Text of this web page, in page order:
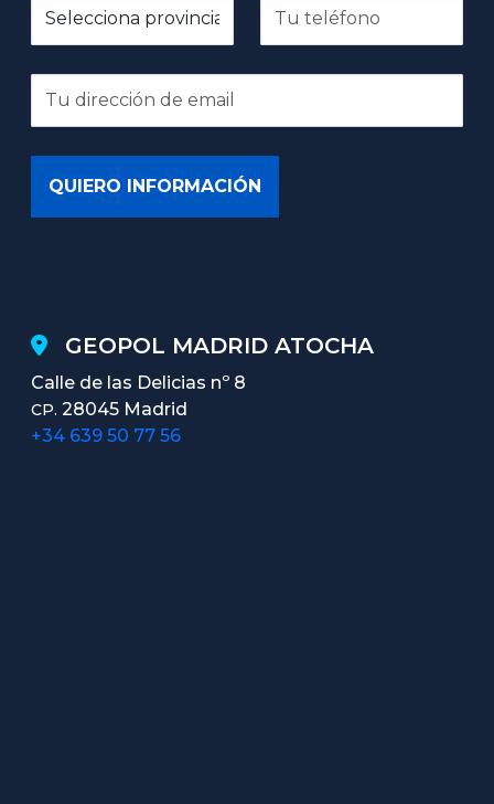
GEOPOL MADRID ATOCHA
Calle de las Delicias nº 8
CP. 28045 Madrid
+34 639 50 77 56